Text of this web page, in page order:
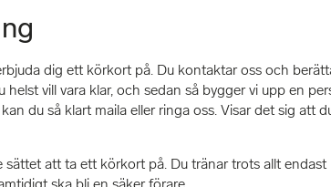
dig ett körkort på. Du kontaktar oss och
helst vill vara klar, och sedan så bygger vi upp en
du så klart maila eller ringa oss. Visar det sig att
att ta ett körkort på. Du tränar trots allt